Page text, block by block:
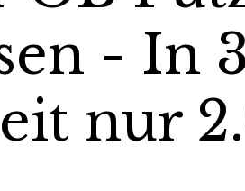
- In
nur